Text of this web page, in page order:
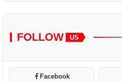
FOLLOW US
Facebook